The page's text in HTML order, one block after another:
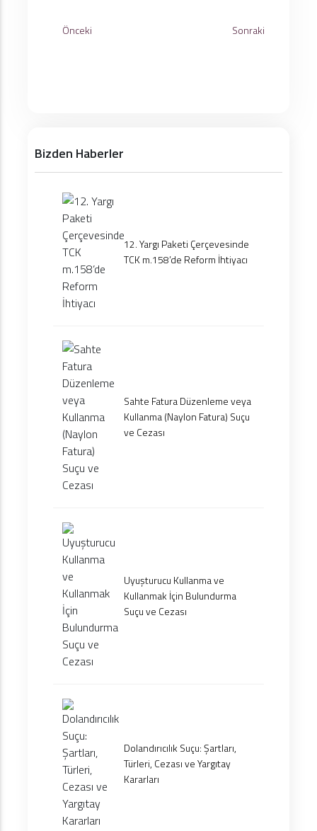
Önceki Sonraki
Bizden Haberler
12. Yargı Paketi Çerçevesinde
TCK m.158’de Reform İhtiyacı
Sahte Fatura Düzenleme veya
Kullanma (Naylon Fatura) Suçu
ve Cezası
Uyuşturucu Kullanma ve
Kullanmak İçin Bulundurma
Suçu ve Cezası
Dolandırıcılık Suçu: Şartları,
Türleri, Cezası ve Yargıtay
Kararları